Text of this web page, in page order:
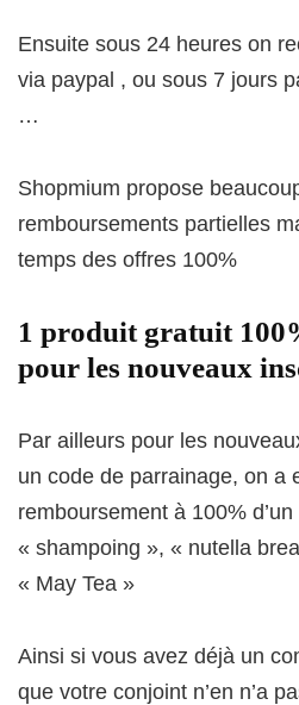
Ensuite sous 24 heures on
via paypal , ou sous 7 jours
…
Shopmium propose
remboursements partielles
temps des offres 100%
1 produit gratuit
pour les nouveaux
Par ailleurs pour les
un code de parrainage, on a
remboursement à 100%
« shampoing », « nutella
« May Tea »
Ainsi si vous avez déjà un
que votre conjoint n’en n’a